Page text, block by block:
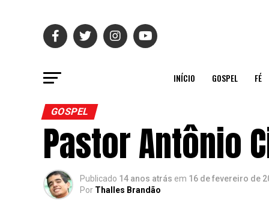
INÍCIO GOSPEL FÉ
GOSPEL
Pastor Antônio
Publicado 14 anos atrás em 16 de fevereiro de
Por Thalles Brandão